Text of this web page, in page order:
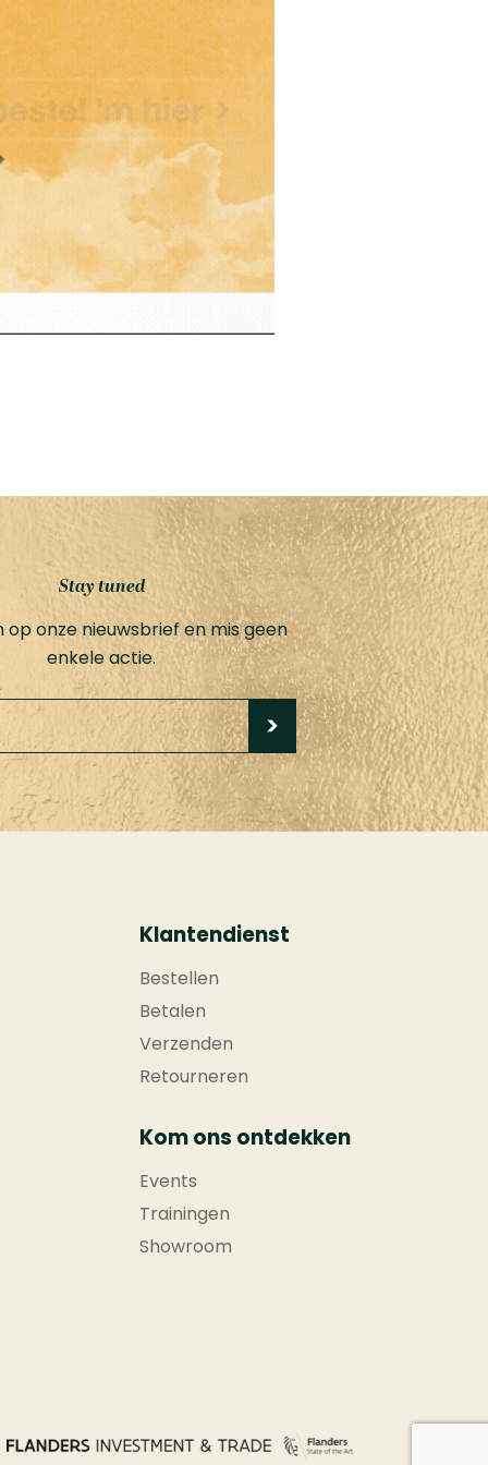
Stay tuned
op onze nieuwsbrief en mis geen
enkele actie.
Klantendienst
Bestellen
Betalen
Verzenden
Retourneren
Kom ons ontdekken
Events
Trainingen
Showroom